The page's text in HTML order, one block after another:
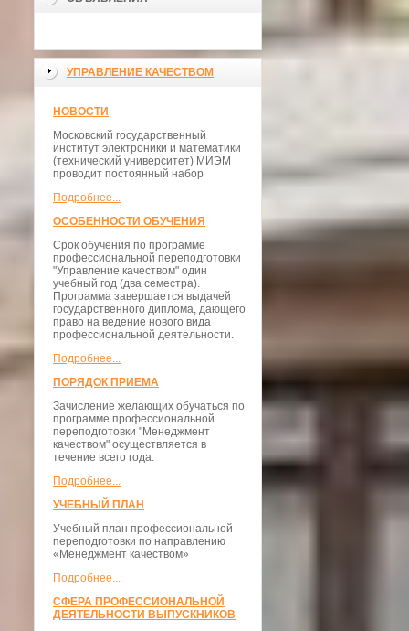
УПРАВЛЕНИЕ КАЧЕСТВОМ
НОВОСТИ
Московский государственный
институт электроники и математики
(технический университет) МИЭМ
проводит постоянный набор
Подробнее...
ОСОБЕННОСТИ ОБУЧЕНИЯ
Срок обучения по программе
профессиональной переподготовки
"Управление качеством" один
учебный год (два семестра).
Программа завершается выдачей
государственного диплома, дающего
право на ведение нового вида
профессиональной деятельности.
Подробнее...
ПОРЯДОК ПРИЕМА
Зачисление желающих обучаться по
программе профессиональной
переподготовки "Менеджмент
качеством" осуществляется в
течение всего года.
Подробнее...
УЧЕБНЫЙ ПЛАН
Учебный план профессиональной
переподготовки по направлению
«Менеджмент качеством»
Подробнее...
СФЕРА ПРОФЕССИОНАЛЬНОЙ
ДЕЯТЕЛЬНОСТИ ВЫПУСКНИКОВ